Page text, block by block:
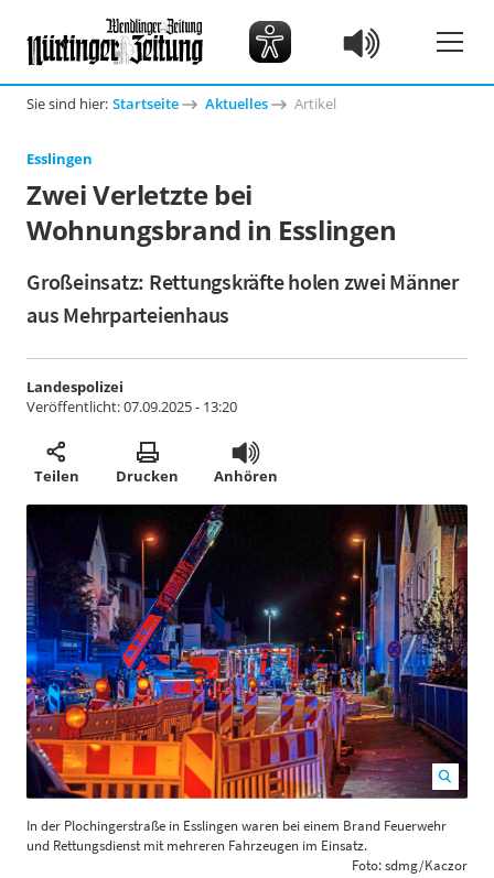
Sie sind hier: Startseite Aktuelles Artikel
Esslingen
Zwei Verletzte bei
Wohnungsbrand in Esslingen
Großeinsatz: Rettungskräfte holen zwei Männer
aus Mehrparteienhaus
Landespolizei
Veröffentlicht:07.09.2025 - 13:20
Teilen Drucken Anhören
Brand Feuerwehr und Rettungsdienst mit mehreren
Fahrzeugen im Einsatz. Foto: sdmg/Kaczor1200800
In der Plochingerstraße in Esslingen waren bei einem Brand Feuerwehr
und Rettungsdienst mit mehreren Fahrzeugen im Einsatz.
Foto: sdmg/Kaczor